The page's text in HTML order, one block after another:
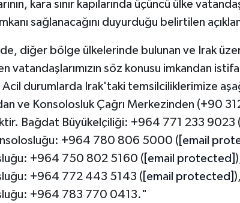
kara sınır kapılarında üçüncü ülke
sağlanacağını duyurduğu belirtilen
diğer bölge ülkelerinde bulunan ve Irak
vatandaşlarımızın söz konusu imkandan
Acil durumlarda Irak'taki temsilciliklerimize
ve Konsolosluk Çağrı Merkezinden (+90
Bağdat Büyükelçiliği: +964 771 233 9023
+964 780 806 5000 ( [email
+964 750 802 5160 ( [email protected]
+964 772 443 5143 ( [email protected]
+964 783 770 0413."